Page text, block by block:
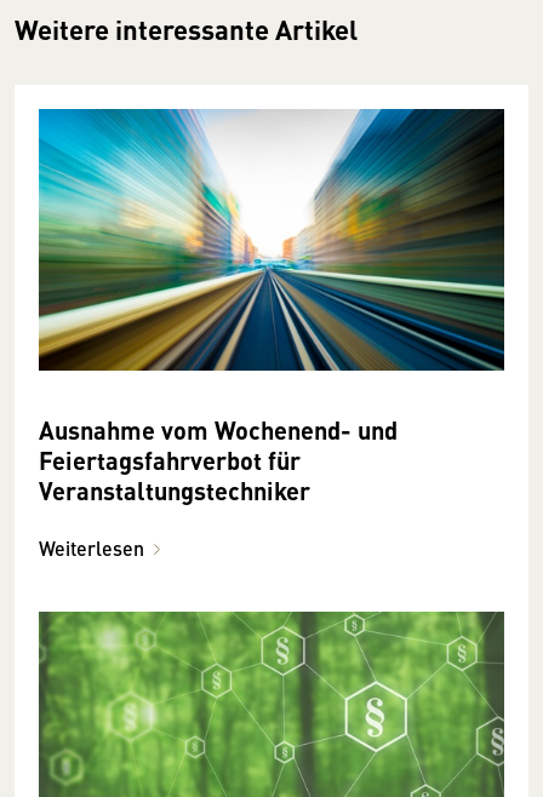
Weitere interessante Artikel
Ausnahme vom Wochenend- und
Feiertagsfahrverbot für
Veranstaltungstechniker
Weiterlesen